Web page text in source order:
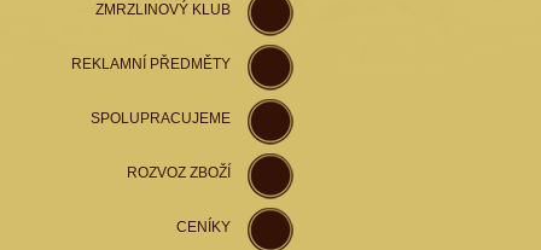
ZMRZLINOVÝ KLUB
REKLAMNÍ PŘEDMĚTY
SPOLUPRACUJEME
ROZVOZ ZBOŽÍ
CENÍKY